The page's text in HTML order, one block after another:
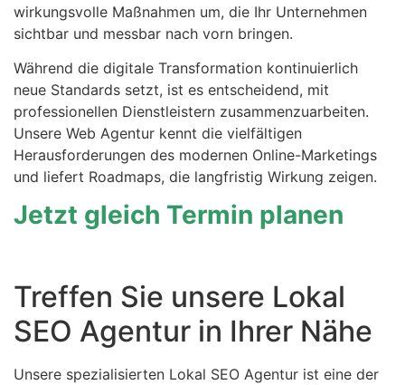
wirkungsvolle Maßnahmen um, die Ihr Unternehmen
sichtbar und messbar nach vorn bringen.
Während die digitale Transformation kontinuierlich
neue Standards setzt, ist es entscheidend, mit
professionellen Dienstleistern zusammenzuarbeiten.
Unsere Web Agentur kennt die vielfältigen
Herausforderungen des modernen Online-Marketings
und liefert Roadmaps, die langfristig Wirkung zeigen.
Jetzt gleich Termin planen
Treffen Sie unsere Lokal
SEO Agentur in Ihrer Nähe
Unsere spezialisierten Lokal SEO Agentur ist eine der